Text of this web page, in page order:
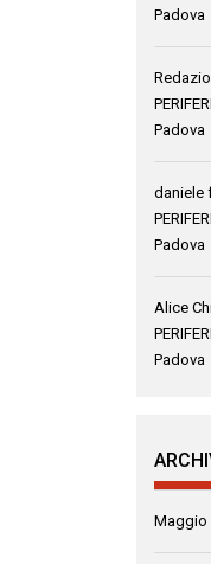
Padova
Padova
daniele
Padova
Alice
Padova
Maggio